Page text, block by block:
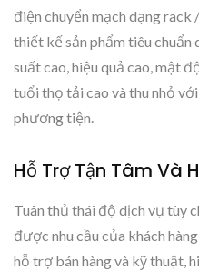
điện chuyển mạch dạng rack
thiết kế sản phẩm tiêu chuẩn
suất cao, hiệu quả cao, mật
tuổi thọ tải cao và thu nhỏ
phương tiện.
Hỗ Trợ Tận Tâm Và
Tuân thủ thái độ dịch vụ tùy
được nhu cầu của khách
hỗ trợ bán hàng và kỹ thuật,